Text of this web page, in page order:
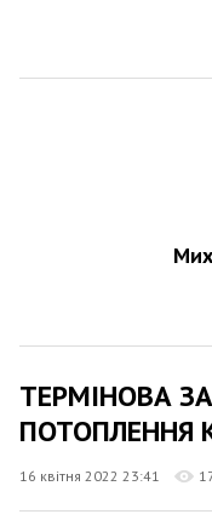
ТЕРМІНОВА
ПОТОПЛЕННЯ
16 квітня 2022 23:41